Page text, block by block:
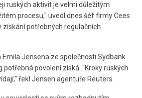
ruských aktivit je velmi důležitým
procesu," uvedl dnes šéf firmy Cees
získání potřebných regulačních
Emila Jensena ze společnosti Sydbank
potřebná povolení získá. "Kroky ruských
řekl Jensen agentuře Reuters.